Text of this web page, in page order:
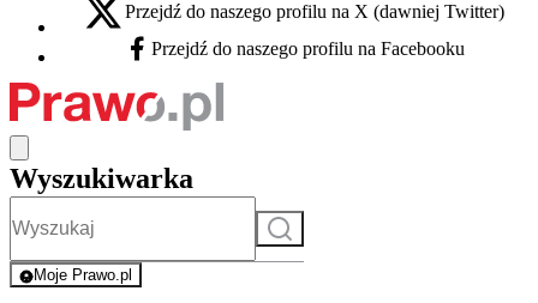
X - otwiera się w nowej karcie
Przejdź do naszego profilu na X (dawniej Twitter)
Facebook - otwiera się w nowej karcie
Przejdź do naszego profilu na Facebooku
Wyszukiwarka
Szukaj
Moje Prawo.pl
- rejestracja i logowanie do serwisu